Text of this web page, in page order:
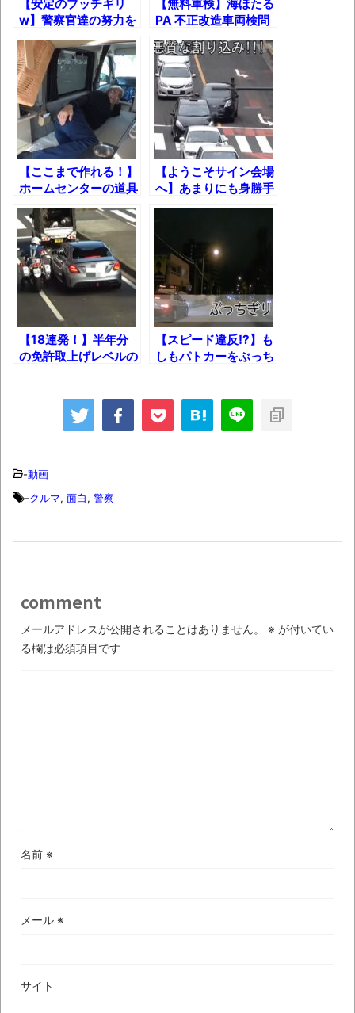
お！！！！！」→結
【動画】カニ、ちょっかい出してきた陰に
ブチギレ
長野県のなめこのデカさが規格外だったｗ
ｗ
新装版「ご冗談でしょう、ファインマンさ
ん（上）（下）」発売
【画像】整形で2400万円超えの美女、水着
グラビアに挑戦
歴ログは10周年ですがnoteに引っ越します
進撃の巨人シーズン7 ファイナルシーズンの
感想
TBS「マツコの知らない世界」スタグル特
ば自分たちで紹介だ！
時代の流れ
されてきた可能性・・・・・・・・・
「ム、ムリです・・・」メガネ美人ナース
に入院中のオレのオナサポ懇願したら・・・
見ていると！悲しくなってしまう猫の画像
Powered by livedoor 相互RSS
【安定のブッチギリ
w】警察官達の努力を
無駄にする違反車
【無料車検】海ほたる
PA 不正改造車両検問
【ここまで作れる！】
ホームセンターの道具
だけで車中泊軽キャン
ピングカーを作ってみ
た！
【ようこそサイン会場
へ】あまりにも身勝手
な運転をする違反車両
【18連発！】半年分
の免許取上げレベルの
【スピード違反!?】も
しもパトカーをぶっち
-動画
-クルマ, 面白, 警察
comment
メールアドレスが公開されることはありません。 ※ が付いてい
る欄は必須項目です
名前 ※
メール ※
サイト